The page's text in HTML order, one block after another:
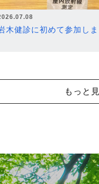
木健診に初めて参加しま
もっと